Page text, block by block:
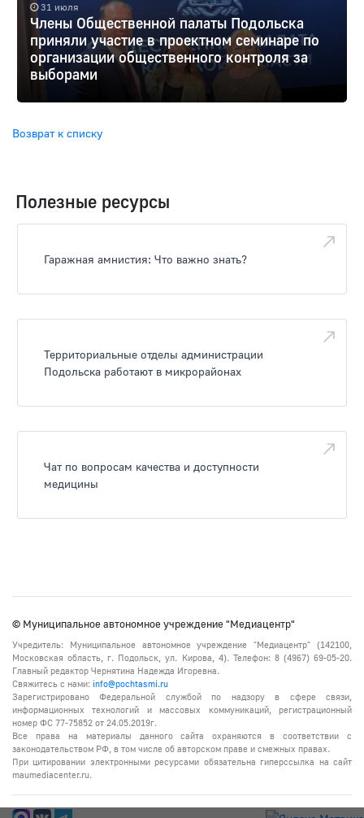
31 июля
Члены Общественной палаты Подольска
приняли участие в проектном семинаре по
организации общественного контроля за
выборами
Возврат к списку
Полезные ресурсы
Гаражная амнистия: Что важно знать?
Территориальные отделы администрации
Подольска работают в микрорайонах
Чат по вопросам качества и доступности
медицины
© Муниципальное автономное учреждение "Медиацентр"
Учредитель: Муниципальное автономное учреждение "Медиацентр" (142100,
Московская область, г. Подольск, ул. Кирова, 4). Телефон: 8 (4967) 69-05-20.
Главный редактор Чернятина Надежда Игоревна.
Свяжитесь с нами: info@pochtasmi.ru
Зарегистрировано Федеральной службой по надзору в сфере связи,
информационных технологий и массовых коммуникаций, регистрационный
номер ФС 77-75852 от 24.05.2019г.
Все права на материалы данного сайта охраняются в соответствии с
законодательством РФ, в том числе об авторском праве и смежных правах.
При цитировании электронными ресурсами обязательна гиперссылка на сайт
maumediacenter.ru.